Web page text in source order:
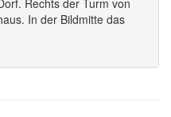
Rechts der Turm von
In der Bildmitte das